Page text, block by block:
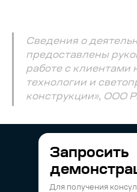
Сведения о
предоставлены
работе с клиентами
технологии и
конструкции», ООО
Запросить
Для получения